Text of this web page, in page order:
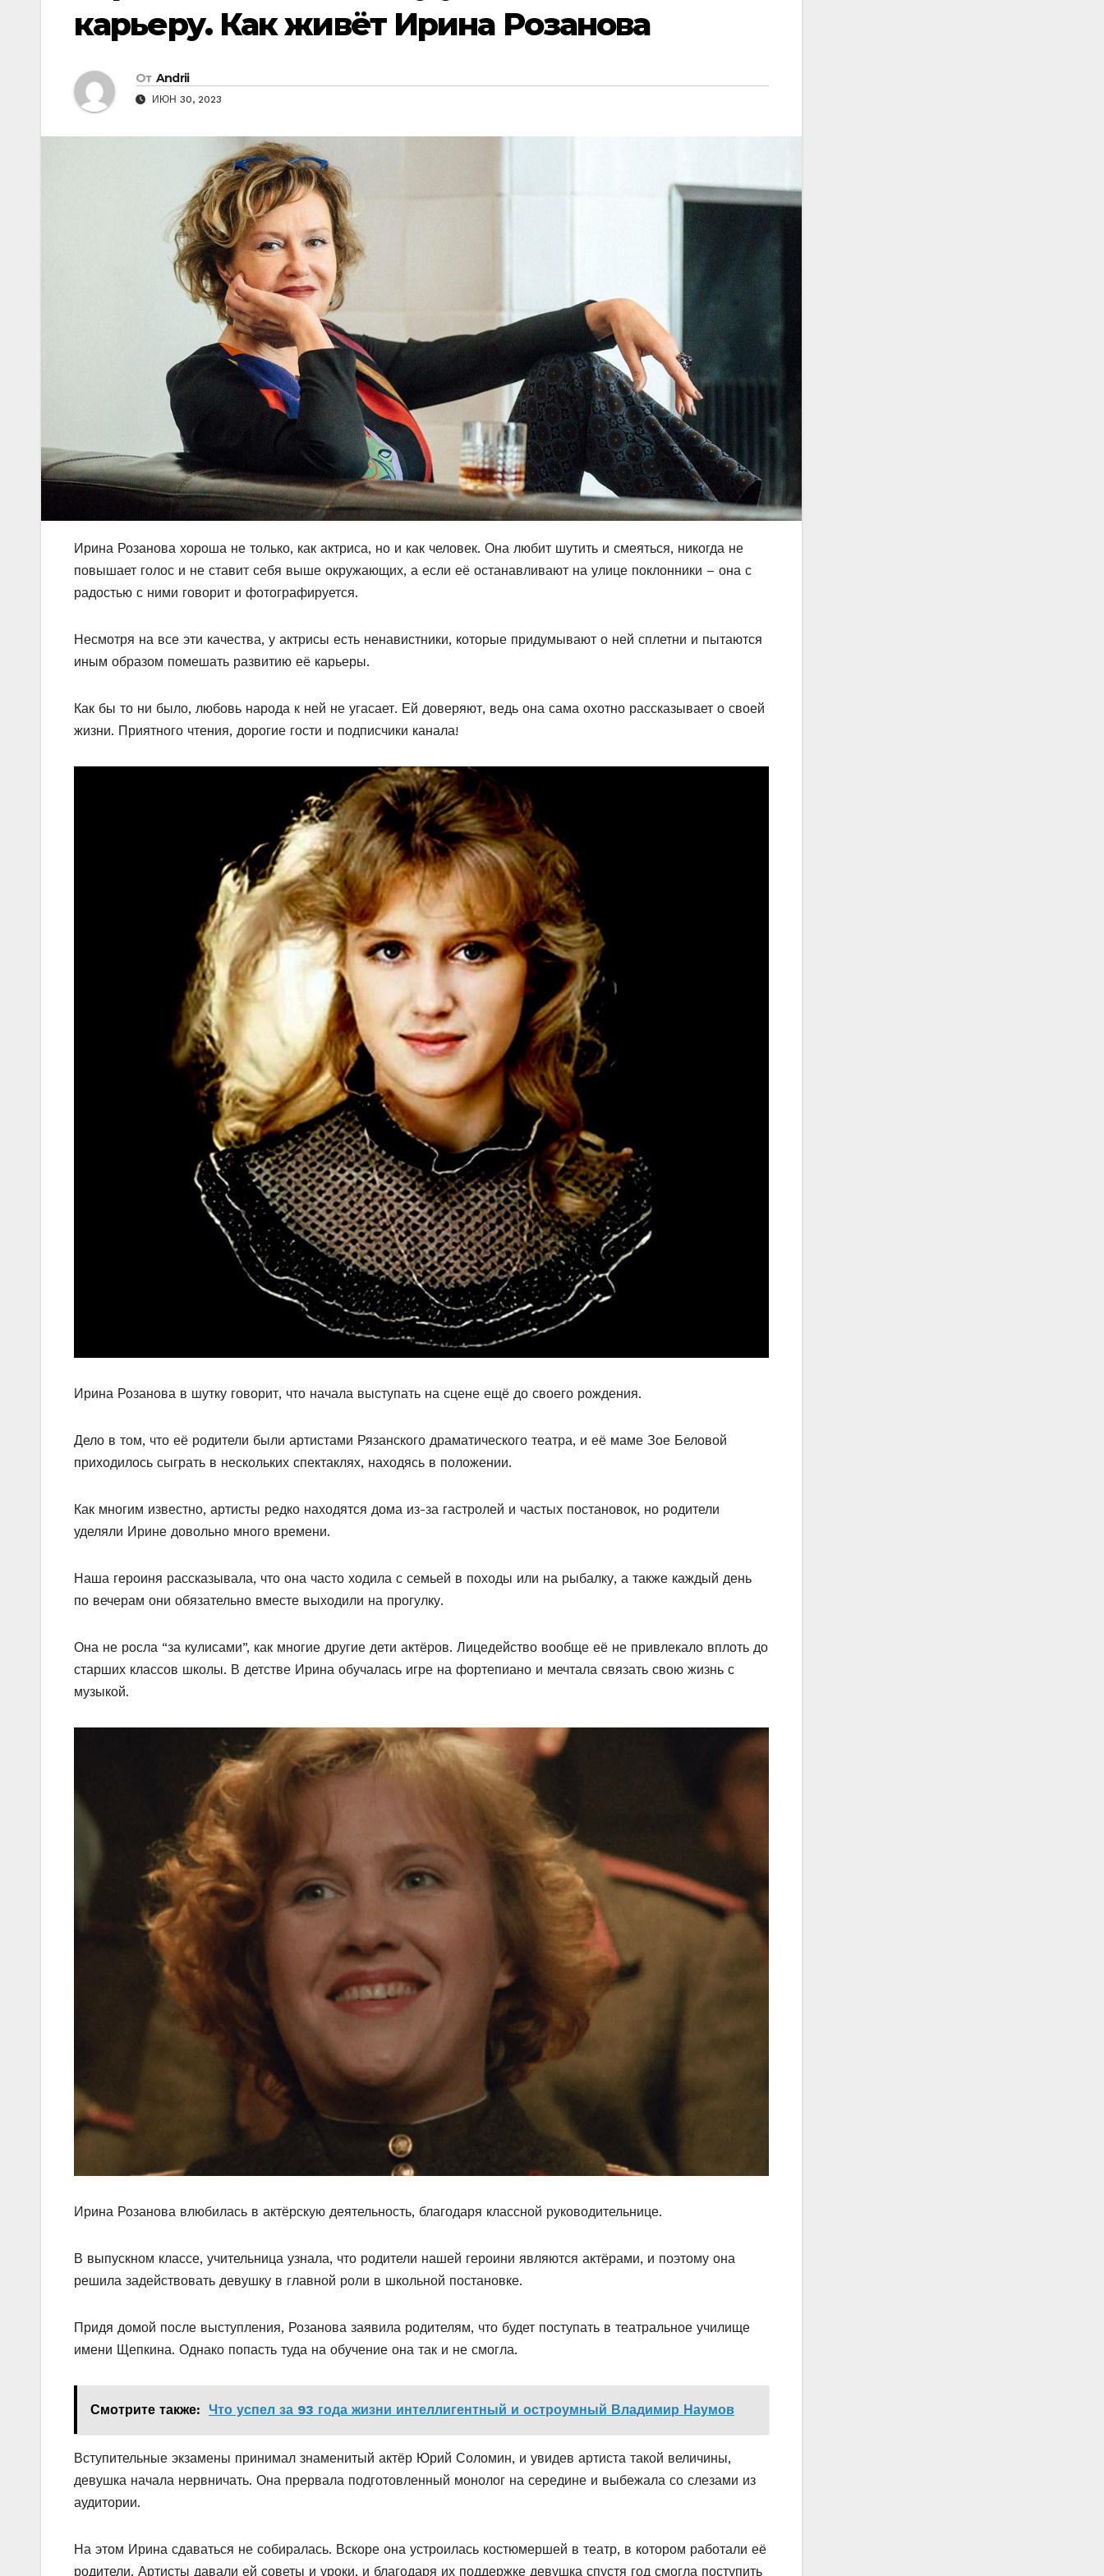
карьеру. Как живёт Ирина Розанова
От Andrii
ИЮН 30, 2023
Ирина Розанова хороша не только, как актриса, но и как человек. Она любит шутить и смеяться, никогда не
повышает голос и не ставит себя выше окружающих, а если её останавливают на улице поклонники – она с
радостью с ними говорит и фотографируется.
Несмотря на все эти качества, у актрисы есть ненавистники, которые придумывают о ней сплетни и пытаются
иным образом помешать развитию её карьеры.
Как бы то ни было, любовь народа к ней не угасает. Ей доверяют, ведь она сама охотно рассказывает о своей
жизни. Приятного чтения, дорогие гости и подписчики канала!
Ирина Розанова в шутку говорит, что начала выступать на сцене ещё до своего рождения.
Дело в том, что её родители были артистами Рязанского драматического театра, и её маме Зое Беловой
приходилось сыграть в нескольких спектаклях, находясь в положении.
Как многим известно, артисты редко находятся дома из-за гастролей и частых постановок, но родители
уделяли Ирине довольно много времени.
Наша героиня рассказывала, что она часто ходила с семьей в походы или на рыбалку, а также каждый день
по вечерам они обязательно вместе выходили на прогулку.
Она не росла “за кулисами”, как многие другие дети актёров. Лицедейство вообще её не привлекало вплоть до
старших классов школы. В детстве Ирина обучалась игре на фортепиано и мечтала связать свою жизнь с
музыкой.
Ирина Розанова влюбилась в актёрскую деятельность, благодаря классной руководительнице.
В выпускном классе, учительница узнала, что родители нашей героини являются актёрами, и поэтому она
решила задействовать девушку в главной роли в школьной постановке.
Придя домой после выступления, Розанова заявила родителям, что будет поступать в театральное училище
имени Щепкина. Однако попасть туда на обучение она так и не смогла.
Смотрите также: Что успел за 93 года жизни интеллигентный и остроумный Владимир Наумов
Вступительные экзамены принимал знаменитый актёр Юрий Соломин, и увидев артиста такой величины,
девушка начала нервничать. Она прервала подготовленный монолог на середине и выбежала со слезами из
аудитории.
На этом Ирина сдаваться не собиралась. Вскоре она устроилась костюмершей в театр, в котором работали её
родители. Артисты давали ей советы и уроки, и благодаря их поддержке девушка спустя год смогла поступить